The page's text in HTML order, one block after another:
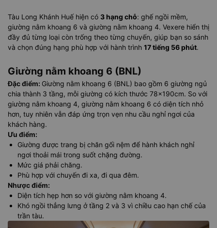
Tàu Long Khánh Huế hiện có 3 hạng chỗ: ghế ngồi mềm,
giường nằm khoang 6 và giường nằm khoang 4. Vexere hiển thị
đầy đủ từng loại còn trống theo từng chuyến, giúp bạn so sánh
và chọn đúng hạng phù hợp với hành trình 17 tiếng 56 phút.
Giường nằm khoang 6 (BNL)
Đặc điểm: Giường nằm khoang 6 (BNL) bao gồm 6 giường ngủ
chia thành 3 tầng, mỗi giường có kích thước 78x190cm. So với
giường nằm khoang 4, giường nằm khoang 6 có diện tích nhỏ
hơn, tuy nhiên vẫn đáp ứng trọn vẹn nhu cầu nghỉ ngơi của
khách hàng.
Ưu điểm:
Giường được trang bị chăn gối nệm để hành khách nghỉ
ngơi thoải mái trong suốt chặng đường.
Mức giá phải chăng.
Phù hợp với chuyến đi xa, đi qua đêm.
Nhược điểm:
Diện tích hẹp hơn so với giường nằm khoang 4.
Khó ngồi thẳng lưng ở tầng 2 và 3 vì chiều cao hạn chế của
trần tàu.